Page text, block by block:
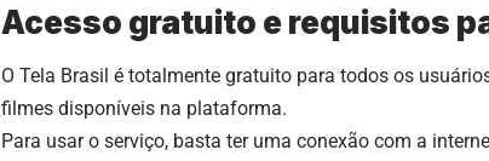
Acesso gratuito e requisitos
O Tela Brasil é totalmente gratuito para todos os
filmes disponíveis na plataforma.
Para usar o serviço, basta ter uma conexão com a